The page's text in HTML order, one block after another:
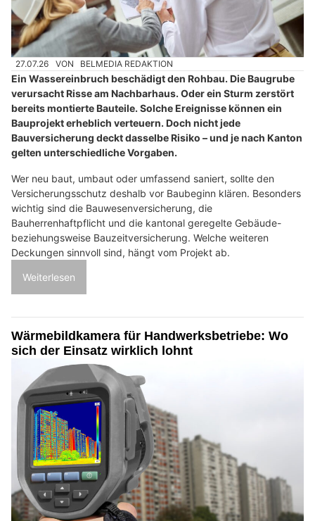
27.07.26 VON BELMEDIA REDAKTION
Ein Wassereinbruch beschädigt den Rohbau. Die Baugrube
verursacht Risse am Nachbarhaus. Oder ein Sturm zerstört
bereits montierte Bauteile. Solche Ereignisse können ein
Bauprojekt erheblich verteuern. Doch nicht jede
Bauversicherung deckt dasselbe Risiko – und je nach Kanton
gelten unterschiedliche Vorgaben.
Wer neu baut, umbaut oder umfassend saniert, sollte den
Versicherungsschutz deshalb vor Baubeginn klären. Besonders
wichtig sind die Bauwesenversicherung, die
Bauherrenhaftpflicht und die kantonal geregelte Gebäude-
beziehungsweise Bauzeitversicherung. Welche weiteren
Deckungen sinnvoll sind, hängt vom Projekt ab.
Weiterlesen
Wärmebildkamera für Handwerksbetriebe: Wo
sich der Einsatz wirklich lohnt